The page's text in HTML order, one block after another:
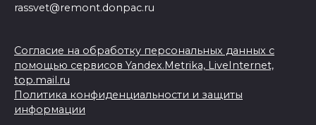
rassvet@remont.donpac.ru
Согласие на обработку персональных данных с
помощью сервисов Yandex.Metrika, LiveInternet,
top.mail.ru
Политика конфиденциальности и защиты
информации